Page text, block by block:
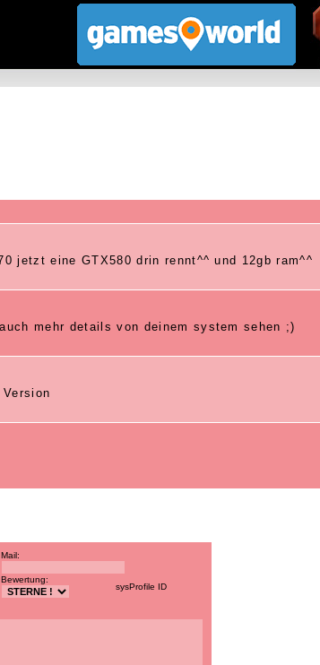
jetzt eine GTX580 drin rennt^^ und 12gb ram^^
mehr details von deinem system sehen ;)
Mail:
Bewertung:
sysProfile ID